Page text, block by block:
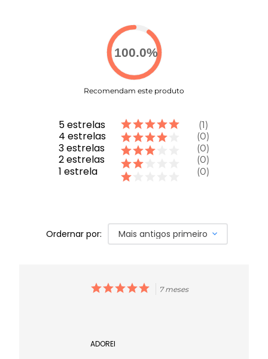
100.0%
Recomendam este produto
5estrelas
4 estrelas
3estrelas
2estrelas
1 estrela
1
0
0
0
0
Ordernar por: Mais antigos primeiro
7 meses
ADOREI